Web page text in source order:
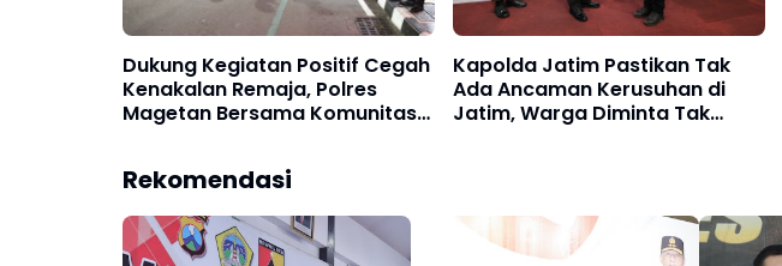
Dukung Kegiatan Positif Cegah
Kenakalan Remaja, Polres
Magetan Bersama Komunitas
Kapolda Jatim Pastikan Tak
Ada Ancaman Kerusuhan di
Jatim, Warga Diminta Tak
Rekomendasi